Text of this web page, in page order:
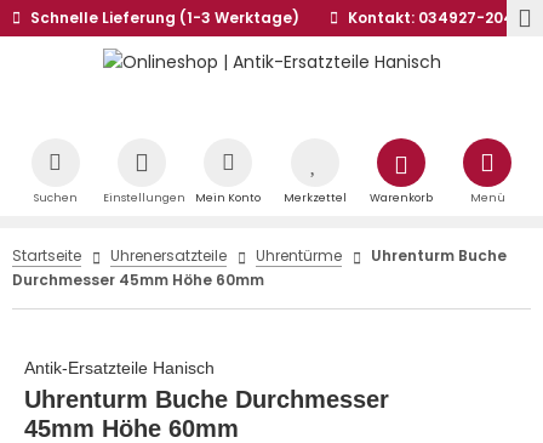
Schnelle Lieferung (1-3 Werktage) Kontakt: 034927-20441
Suchen Einstellungen Mein Konto Merkzettel Warenkorb Menü
Startseite Uhrenersatzteile Uhrentürme
Uhrenturm Buche
Durchmesser 45mm Höhe 60mm
Antik-Ersatzteile Hanisch
Uhrenturm Buche Durchmesser
45mm Höhe 60mm